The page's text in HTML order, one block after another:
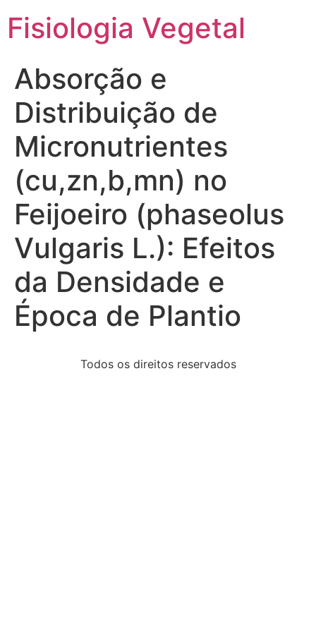
Fisiologia Vegetal
Absorção e
Distribuição de
Micronutrientes
(cu,zn,b,mn) no
Feijoeiro (phaseolus
Vulgaris L.): Efeitos
da Densidade e
Época de Plantio
Todos os direitos reservados